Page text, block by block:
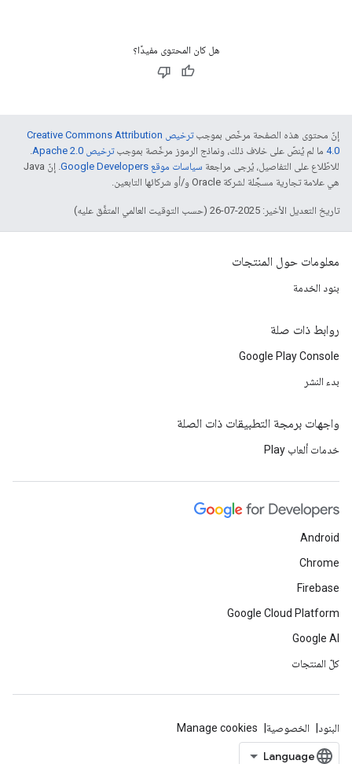
هل كان المحتوى مفيدًا؟
إنّ محتوى هذه الصفحة مرخّص بموجب
ترخيص Creative Commons Attribution
4.0‏ ما لم يُنصّ على خلاف ذلك، ونماذج الرموز مرخّصة بموجبترخيص Apache 2.0‏
.
للاطّلاع على التفاصيل، يُرجى مراجعة سياسات موقع Google Developers‏
. إنّ Java
هي علامة تجارية مسجَّلة لشركة Oracle و/أو شركائها التابعين.
تاريخ التعديل الأخير: 2025-07-26 (حسب التوقيت العالمي المتفَّق عليه)
معلومات حول المنتجات
بنود الخدمة
روابط ذات صلة
Google Play Console
بدء النشر
واجهات برمجة التطبيقات ذات الصلة
خدمات ألعاب Play
Android
Chrome
Firebase
Google Cloud Platform
Google AI
كلّ المنتجات
البنود الخصوصية Manage cookies